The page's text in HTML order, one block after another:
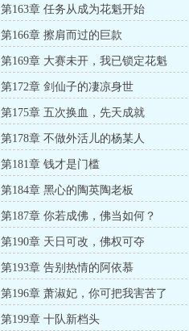
第163章 任务从成为花魁开始
第166章 擦肩而过的巨款
第169章 大赛未开，我已锁定花魁
第172章 剑仙子的凄凉身世
第175章 五次换血，先天成就
第178章 不做外活儿的杨某人
第181章 钱才是门槛
第184章 黑心的陶英陶老板
第187章 你若成佛，佛当如何？
第190章 天日可改，佛权可夺
第193章 告别热情的阿依慕
第196章 萧淑妃，你可把我害苦了
第199章 十队新档头